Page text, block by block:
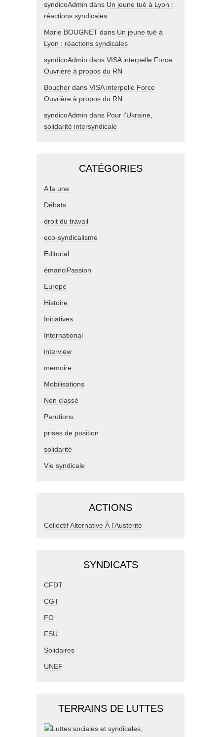
syndicoAdmin dans Un jeune tué à Lyon :
réactions syndicales
Marie BOUGNET dans Un jeune tué à
Lyon : réactions syndicales
syndicoAdmin dans VISA interpelle Force
Ouvrière à propos du RN
Boucher dans VISA interpelle Force
Ouvrière à propos du RN
syndicoAdmin dans Pour l’Ukraine,
solidarité intersyndicale
CATÉGORIES
A la une
Débats
droit du travail
eco-syndicalisme
Editorial
émanciPassion
Europe
Histoire
Initiatives
International
interview
memoire
Mobilisations
Non classé
Parutions
prises de position
solidarité
Vie syndicale
ACTIONS
Collectif Alternative À l'Austérité
SYNDICATS
CFDT
CGT
FO
FSU
Solidaires
UNEF
TERRAINS DE LUTTES